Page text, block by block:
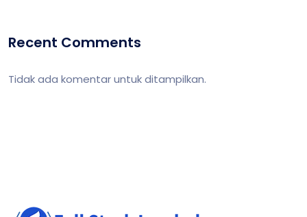
Recent Comments
Tidak ada komentar untuk ditampilkan.